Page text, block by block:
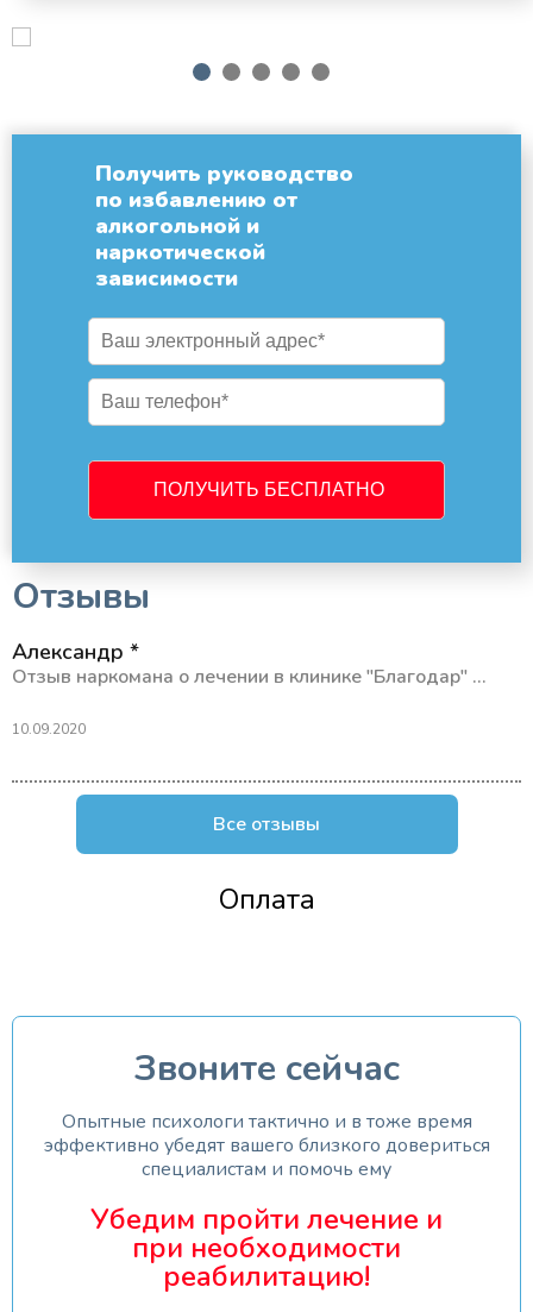
Звоните сейчас
Опытные психологи тактично и в тоже время
эффективно убедят вашего близкого довериться
специалистам и помочь ему
Убедим пройти лечение и
при необходимости
реабилитацию!
1 2 3 4 5
Получить руководство
по избавлению от
алкогольной и
наркотической
зависимости
Отзывы
Александр *
Отзыв наркомана о лечении в клинике "Благодар" ...
10.09.2020
Все отзывы
Оплата